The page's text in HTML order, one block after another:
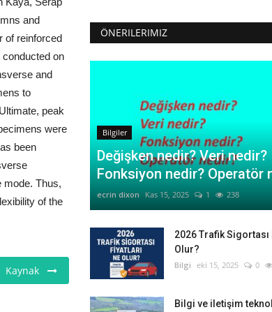
and
of reinforced
on
and
to
peak
were
been
mode. Thus,
of the
Kaynak
ÖNERILERIMIZ
Bilgiler
Değişken nedir? Veri nedir?
Fonksiyon nedir? Operatör
ecrin dixon Kas 15, 2025 1 238
2026 Trafik Sigortası
Olur?
Bilgi eki 15, 2025 0
Bilgi ve iletişim